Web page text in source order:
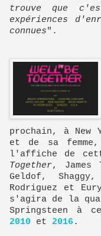
trouve que
expériences
connues".
prochain, à
et de sa
l'affiche de
Together, James
Geldof,
Rodriguez et
s'agira de la
Springsteen à
2010 et 2016 .